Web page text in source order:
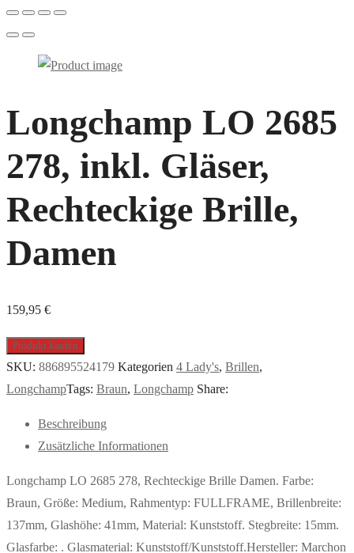
Longchamp LO 2685
278, inkl. Gläser,
Rechteckige Brille,
Damen
159,95 €
Produkt kaufen
SKU: 886895524179 Kategorien 4 Lady's, Brillen,
LongchampTags: Braun, Longchamp Share:
Beschreibung
Zusätzliche Informationen
Longchamp LO 2685 278, Rechteckige Brille Damen. Farbe:
Braun, Größe: Medium, Rahmentyp: FULLFRAME, Brillenbreite:
137mm, Glashöhe: 41mm, Material: Kunststoff. Stegbreite: 15mm.
Glasfarbe: . Glasmaterial: Kunststoff/Kunststoff.Hersteller: Marchon